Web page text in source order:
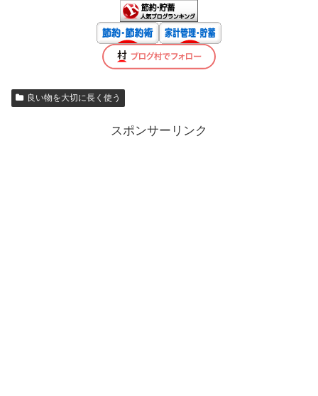
良い物を大切に長く使う
スポンサーリンク